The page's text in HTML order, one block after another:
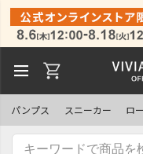
パンプス スニーカー ロ
予約商品
並び順